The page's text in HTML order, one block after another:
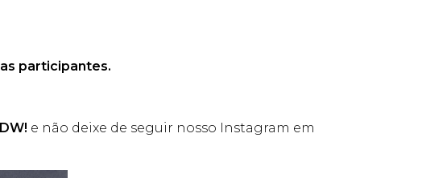
participantes.
e não deixe de seguir nosso Instagram em